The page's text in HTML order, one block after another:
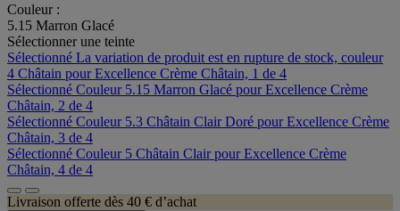
Couleur :
5.15 Marron Glacé
Sélectionner une teinte
Sélectionné La variation de produit est en rupture de stock, couleur
4 Châtain pour Excellence Crème Châtain, 1 de 4
Sélectionné Couleur 5.15 Marron Glacé pour Excellence Crème
Châtain, 2 de 4
Sélectionné Couleur 5.3 Châtain Clair Doré pour Excellence Crème
Châtain, 3 de 4
Sélectionné Couleur 5 Châtain Clair pour Excellence Crème
Châtain, 4 de 4
Livraison offerte dès 40 € d’achat